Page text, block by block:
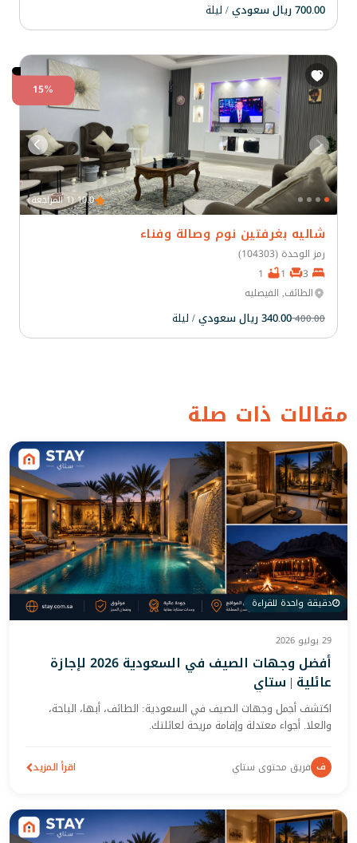
700.00 ريال سعودي / ليلة
10.0 (1 المراجعة)
15%
شاليه بغرفتين نوم وصالة وفناء
رمز الوحدة (104303)
الطائف, الفيصليه
400.00340.00 ريال سعودي / ليلة
مقالات ذات صلة
دقيقة واحدة للقراءة
29 يوليو 2026
أفضل وجهات الصيف في السعودية 2026 لإجازة
عائلية | ستاي
اكتشف أجمل وجهات الصيف في السعودية: الطائف، أبها، الباحة،
والعلا. أجواء معتدلة وإقامة مريحة لعائلتك.
ف فريق محتوى ستاي اقرأ المزيد